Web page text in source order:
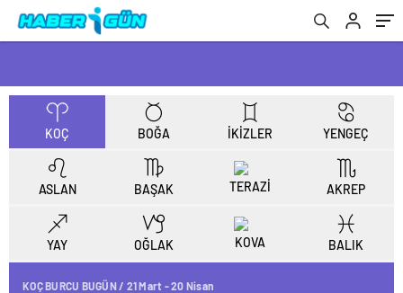
KOÇ BOĞA İKİZLER YENGEÇ
ASLAN BAŞAK TERAZİ AKREP
YAY OĞLAK KOVA BALIK
KOÇ BURCU BUGÜN / 21 Mart - 20 Nisan